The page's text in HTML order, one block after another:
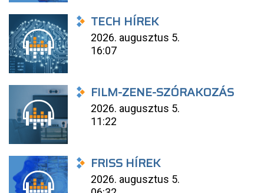
TECH HÍREK
2026. augusztus 5.
16:07
FILM-ZENE-SZÓRAKOZÁS
2026. augusztus 5.
11:22
FRISS HÍREK
2026. augusztus 5.